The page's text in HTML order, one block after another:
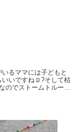
いるママには子どもと
いいですね☺️?そして枯
のでストームトルーパ